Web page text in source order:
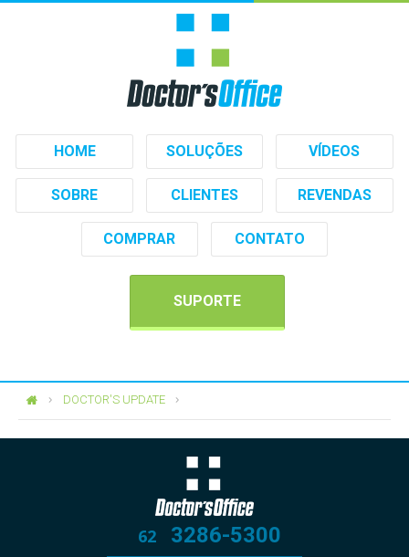
HOME SOLUÇÕES VÍDEOS
SOBRE CLIENTES REVENDAS
COMPRAR CONTATO
SUPORTE
DOCTOR'S UPDATE
62 3286-5300